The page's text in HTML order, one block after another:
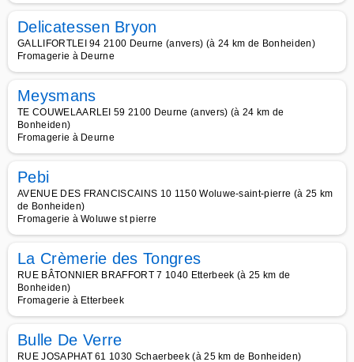
Delicatessen Bryon
GALLIFORTLEI 94 2100 Deurne (anvers) (à 24 km de Bonheiden)
Fromagerie à Deurne
Meysmans
TE COUWELAARLEI 59 2100 Deurne (anvers) (à 24 km de
Bonheiden)
Fromagerie à Deurne
Pebi
AVENUE DES FRANCISCAINS 10 1150 Woluwe-saint-pierre (à 25 km
de Bonheiden)
Fromagerie à Woluwe st pierre
La Crèmerie des Tongres
RUE BÂTONNIER BRAFFORT 7 1040 Etterbeek (à 25 km de
Bonheiden)
Fromagerie à Etterbeek
Bulle De Verre
RUE JOSAPHAT 61 1030 Schaerbeek (à 25 km de Bonheiden)